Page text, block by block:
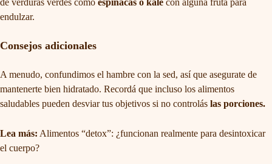
de verduras verdes como espinacas o kale con alguna fruta para
endulzar.
Consejos adicionales
A menudo, confundimos el hambre con la sed, así que asegurate de
mantenerte bien hidratado. Recordá que incluso los alimentos
saludables pueden desviar tus objetivos si no controlás las porciones.
Lea más: Alimentos “detox”: ¿funcionan realmente para desintoxicar
el cuerpo?